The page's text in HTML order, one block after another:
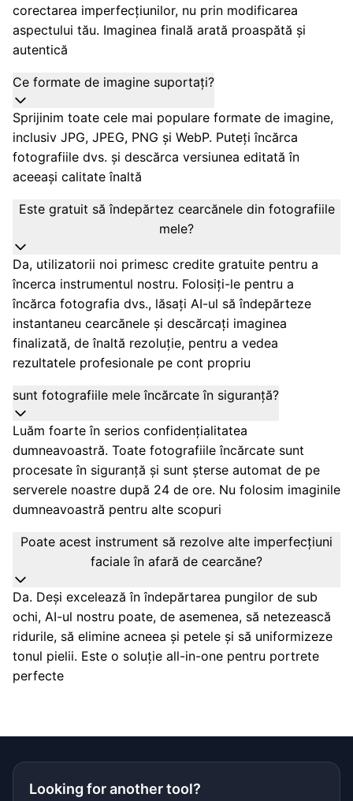
corectarea imperfecțiunilor, nu prin modificarea
aspectului tău. Imaginea finală arată proaspătă și
autentică
Ce formate de imagine suportați?
Sprijinim toate cele mai populare formate de imagine,
inclusiv JPG, JPEG, PNG și WebP. Puteți încărca
fotografiile dvs. și descărca versiunea editată în
aceeași calitate înaltă
Este gratuit să îndepărtez cearcănele din fotografiile
mele?
Da, utilizatorii noi primesc credite gratuite pentru a
încerca instrumentul nostru. Folosiți-le pentru a
încărca fotografia dvs., lăsați AI-ul să îndepărteze
instantaneu cearcănele și descărcați imaginea
finalizată, de înaltă rezoluție, pentru a vedea
rezultatele profesionale pe cont propriu
sunt fotografiile mele încărcate în siguranță?
Luăm foarte în serios confidențialitatea
dumneavoastră. Toate fotografiile încărcate sunt
procesate în siguranță și sunt șterse automat de pe
serverele noastre după 24 de ore. Nu folosim imaginile
dumneavoastră pentru alte scopuri
Poate acest instrument să rezolve alte imperfecțiuni
faciale în afară de cearcăne?
Da. Deși excelează în îndepărtarea pungilor de sub
ochi, AI-ul nostru poate, de asemenea, să netezească
ridurile, să elimine acneea și petele și să uniformizeze
tonul pielii. Este o soluție all-in-one pentru portrete
perfecte
Looking for another tool?